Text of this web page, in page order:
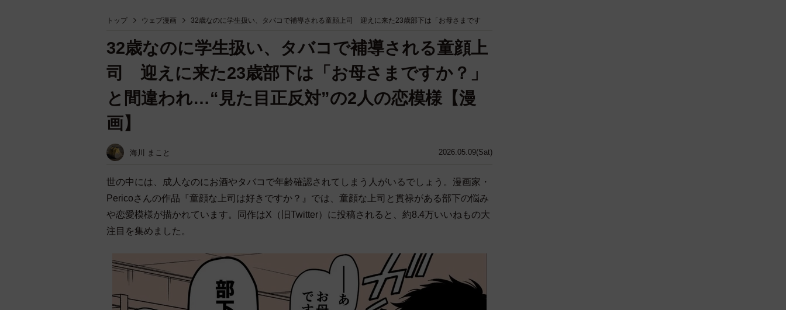
トップ ウェブ漫画 32歳なのに学生扱い、タバコで補導される童顔上司 迎えに来た23歳部下は「お母さまです
2026.05.09(Sat)
32歳なのに学生扱い、タバコで補導される童顔上
司 迎えに来た23歳部下は「お母さまですか？」
と間違われ…“見た目正反対”の2人の恋模様【漫
画】
海川 まこと
世の中には、成人なのにお酒やタバコで年齢確認されてしまう人がいるでしょう。漫画家・
Pericoさんの作品『童顔な上司は好きですか？』では、童顔な上司と貫禄がある部下の悩み
や恋愛模様が描かれています。同作はX（旧Twitter）に投稿されると、約8.4万いいねもの大
注目を集めました。